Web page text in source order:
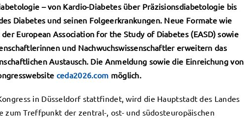
– von Kardio-Diabetes über Präzisionsdiabetologie bis
Diabetes und seinen Folgeerkrankungen. Neue Formate wie
European Association for the Study of Diabetes (EASD) sowie
und Nachwuchswissenschaftler erweitern das
Austausch. Die Anmeldung sowie die Einreichung von
ceda2026.com möglich.
in Düsseldorf stattfindet, wird die Hauptstadt des Landes
zum Treffpunkt der zentral-, ost- und südosteuropäischen